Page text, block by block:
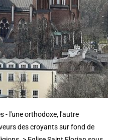
- l'une orthodoxe, l'autre
des croyants sur fond de